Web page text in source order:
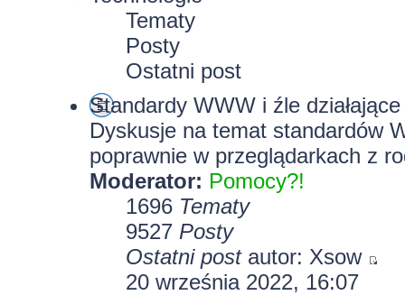
Tematy
Posty
Ostatni post
Standardy WWW i źle
Dyskusje na temat standardów
poprawnie w przeglądarkach z
Moderator: Pomocy?!
1696 Tematy
9527 Posty
Ostatni postautor: Xsow
20 września 2022, 16:07